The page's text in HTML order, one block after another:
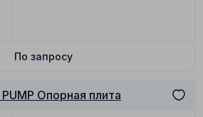
По запросу
Опорная плита